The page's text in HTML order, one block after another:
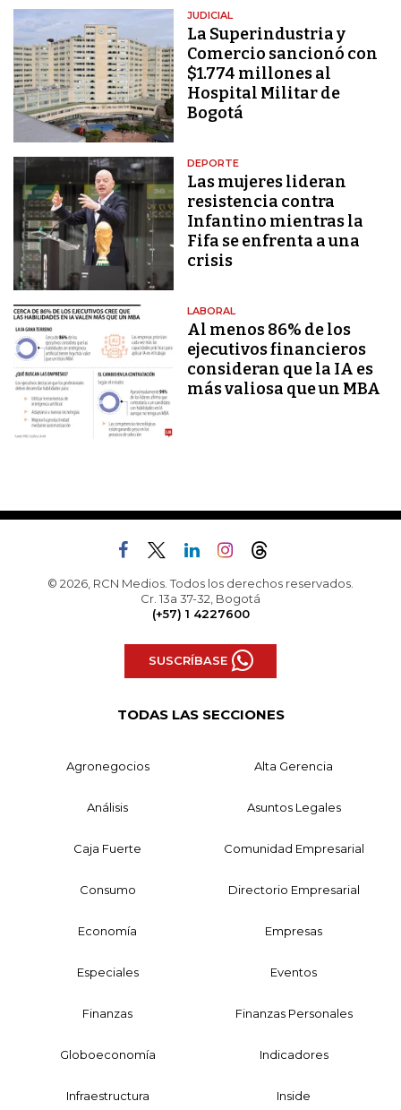
JUDICIAL
La Superindustria y
Comercio sancionó con
$1.774 millones al
Hospital Militar de
Bogotá
DEPORTE
Las mujeres lideran
resistencia contra
Infantino mientras la
Fifa se enfrenta a una
crisis
LABORAL
Al menos 86% de los
ejecutivos financieros
consideran que la IA es
más valiosa que un MBA
© 2026, RCN Medios. Todos los derechos reservados.
Cr. 13a 37-32, Bogotá
(+57) 1 4227600
SUSCRÍBASE
TODAS LAS SECCIONES
Agronegocios Alta Gerencia
Análisis Asuntos Legales
Caja Fuerte Comunidad Empresarial
Consumo Directorio Empresarial
Economía Empresas
Especiales Eventos
Finanzas Finanzas Personales
Globoeconomía Indicadores
Infraestructura Inside